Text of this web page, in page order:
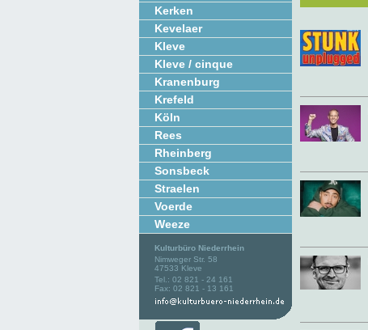
Kerken
Kevelaer
Kleve
Kleve / cinque
Kranenburg
Krefeld
Köln
Rees
Rheinberg
Sonsbeck
Straelen
Voerde
Weeze
Kulturbüro Niederrhein
Nimweger Str. 58
47533 Kleve
Tel.: 02 821 - 24 161
Fax: 02 821 - 13 161